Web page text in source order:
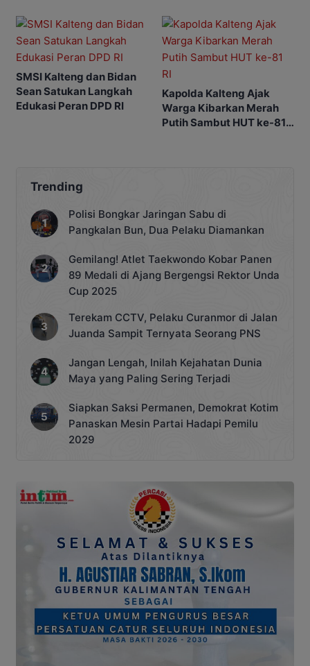
SMSI Kalteng dan Bidan
Sean Satukan Langkah
Edukasi Peran DPD RI
Kapolda Kalteng Ajak
Warga Kibarkan Merah
Putih Sambut HUT ke-81
Trending
Polisi Bongkar Jaringan Sabu di
Pangkalan Bun, Dua Pelaku Diamankan
Gemilang! Atlet Taekwondo Kobar Panen
89 Medali di Ajang Bergengsi Rektor Unda
Cup 2025
Terekam CCTV, Pelaku Curanmor di Jalan
Juanda Sampit Ternyata Seorang PNS
Jangan Lengah, Inilah Kejahatan Dunia
Maya yang Paling Sering Terjadi
Siapkan Saksi Permanen, Demokrat Kotim
Panaskan Mesin Partai Hadapi Pemilu
2029